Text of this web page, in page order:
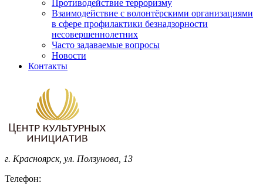
Противодействие терроризму
Взаимодействие с волонтёрскими организациями
в сфере профилактики безнадзорности
несовершеннолетних
Часто задаваемые вопросы
Новости
Контакты
г. Красноярск, ул. Ползунова, 13
Телефон: